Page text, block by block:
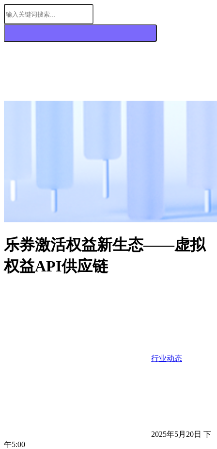
乐券激活权益新生态——虚拟
权益API供应链
行业动态
2025年5月20日 下
午5:00